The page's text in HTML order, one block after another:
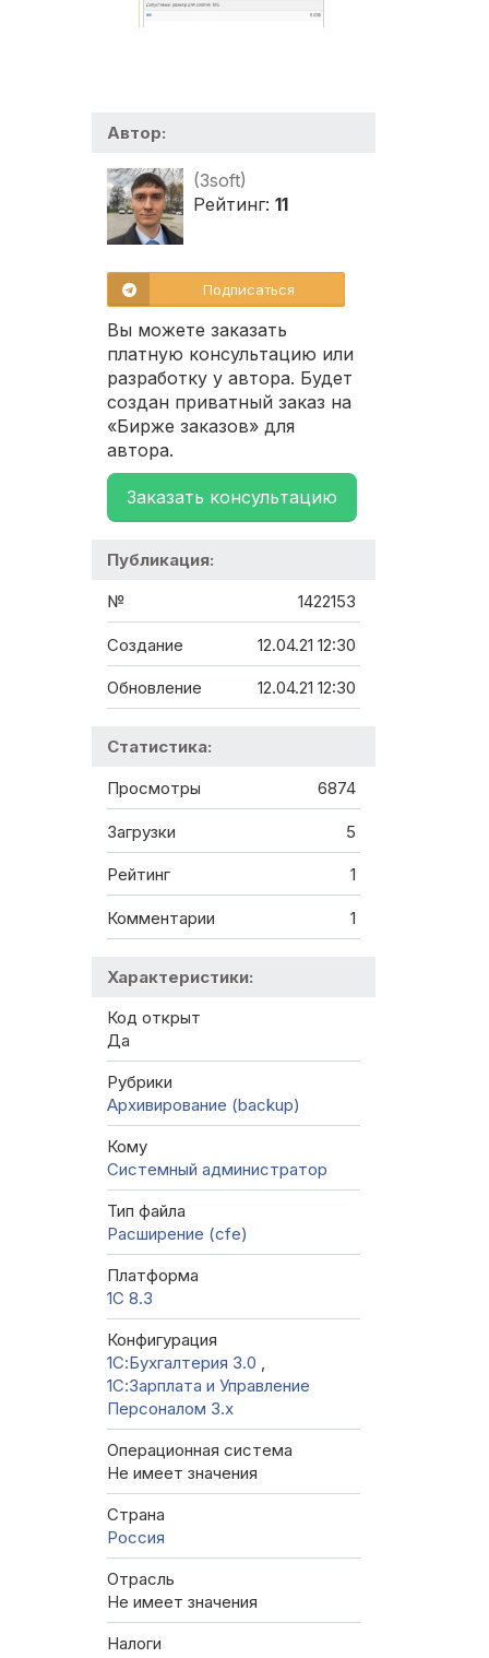
Автор:
(3soft)
Рейтинг: 11
Подписаться
Вы можете заказать
платную консультацию или
разработку у автора. Будет
создан приватный заказ на
«Бирже заказов» для
автора.
Заказать консультацию
Публикация:
№ 1422153
Создание 12.04.21 12:30
Обновление 12.04.21 12:30
Статистика:
Просмотры 6874
Загрузки 5
Рейтинг 1
Комментарии 1
Характеристики:
Код открыт
Да
Рубрики
Архивирование (backup)
Кому
Системный администратор
Тип файла
Расширение (cfe)
Платформа
1С 8.3
Конфигурация
1С:Бухгалтерия 3.0
1С:Зарплата и Управление
Персоналом 3.x
Операционная система
Не имеет значения
Страна
Россия
Отрасль
Не имеет значения
Налоги